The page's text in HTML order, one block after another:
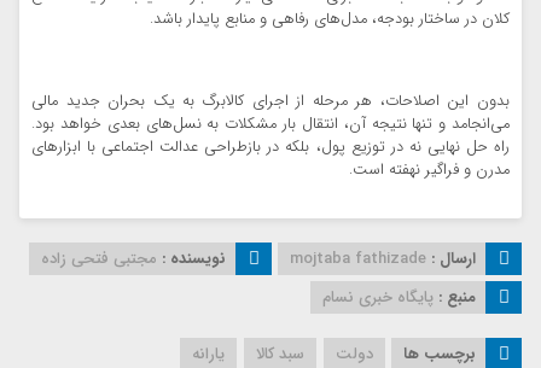
کلان در ساختار بودجه، مدل‌های رفاهی و منابع پایدار باشد.
بدون این اصلاحات، هر مرحله از اجرای کالابرگ به یک بحران جدید مالی
می‌انجامد و تنها نتیجه آن، انتقال بار مشکلات به نسل‌های بعدی خواهد بود.
راه حل نهایی نه در توزیع پول، بلکه در بازطراحی عدالت اجتماعی با ابزارهای
مدرن و فراگیر نهفته است.
ارسال : mojtaba fathizade نویسنده : مجتبی فتحی زاده
منبع : پایگاه خبری نسام
برچسب ها دولت سبد کالا یارانه